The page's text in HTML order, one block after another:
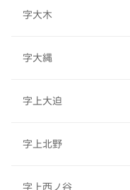
字大木
字大縄
字上大迫
字上北野